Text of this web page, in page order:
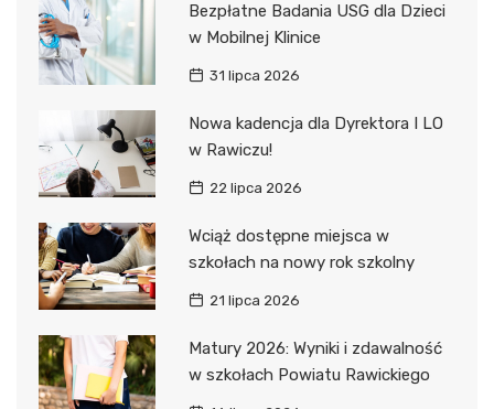
Bezpłatne Badania USG dla Dzieci
w Mobilnej Klinice
31 lipca 2026
Nowa kadencja dla Dyrektora I LO
w Rawiczu!
22 lipca 2026
Wciąż dostępne miejsca w
szkołach na nowy rok szkolny
21 lipca 2026
Matury 2026: Wyniki i zdawalność
w szkołach Powiatu Rawickiego